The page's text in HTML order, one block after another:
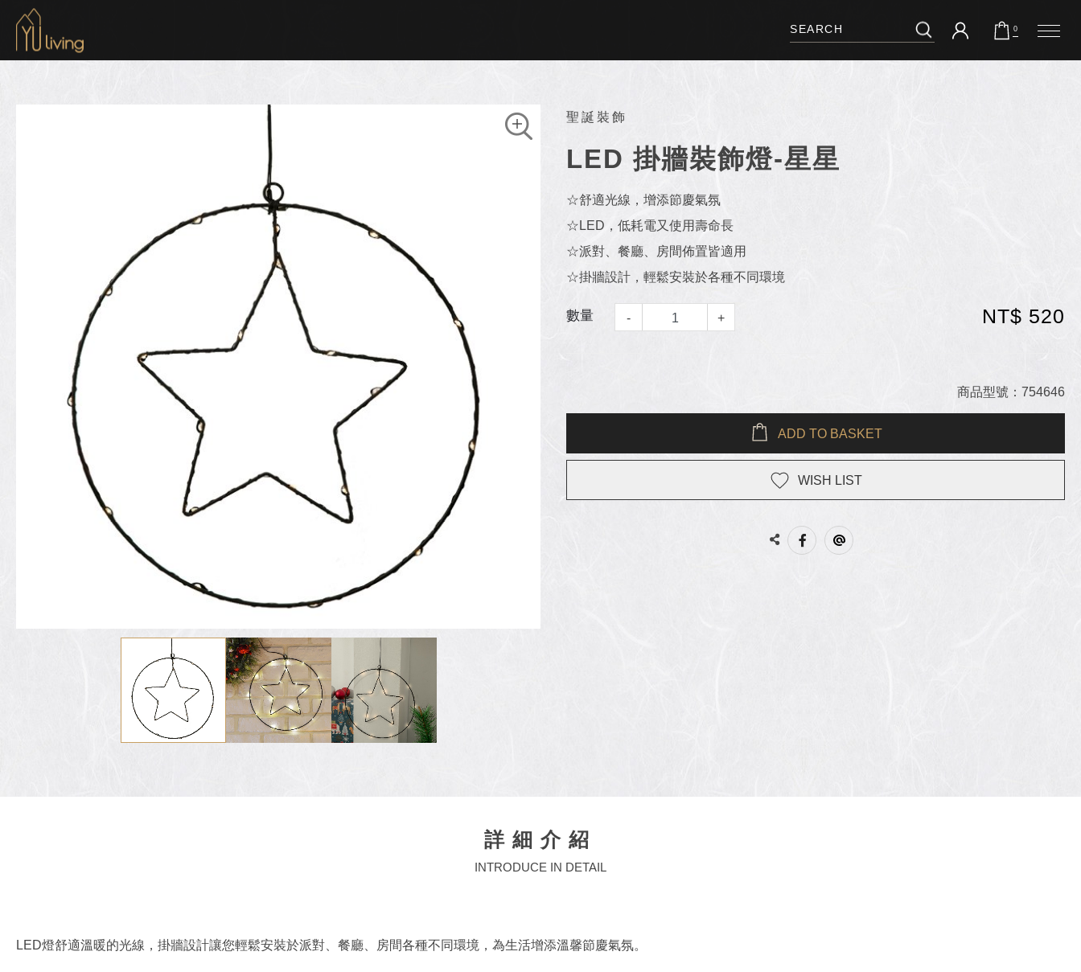
到主要內容
0
聖誕裝飾
LED 掛牆裝飾燈-星星
☆舒適光線，增添節慶氣氛
☆LED，低耗電又使用壽命長
☆派對、餐廳、房間佈置皆適用
☆掛牆設計，輕鬆安裝於各種不同環境
數量 - + NT$ 520
商品型號：754646
ADD TO BASKET
WISH LIST
詳細介紹
INTRODUCE IN DETAIL
LED燈舒適溫暖的光線，掛牆設計讓您輕鬆安裝於派對、餐廳、房間各種不同環境，為生活增添溫馨節慶氣氛。